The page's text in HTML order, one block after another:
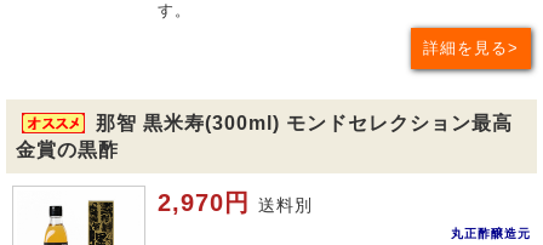
す。
詳細を見る
那智 黒米寿(300ml) モンドセレクション最高
金賞の黒酢
2,970円 送料別
丸正酢醸造元